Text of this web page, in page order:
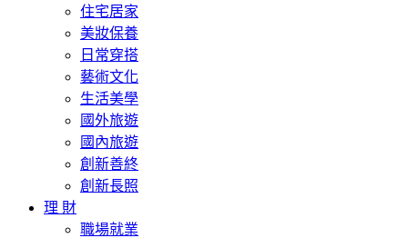
住宅居家
美妝保養
日常穿搭
藝術文化
生活美學
國外旅遊
國內旅遊
創新善終
創新長照
理 財
職場就業